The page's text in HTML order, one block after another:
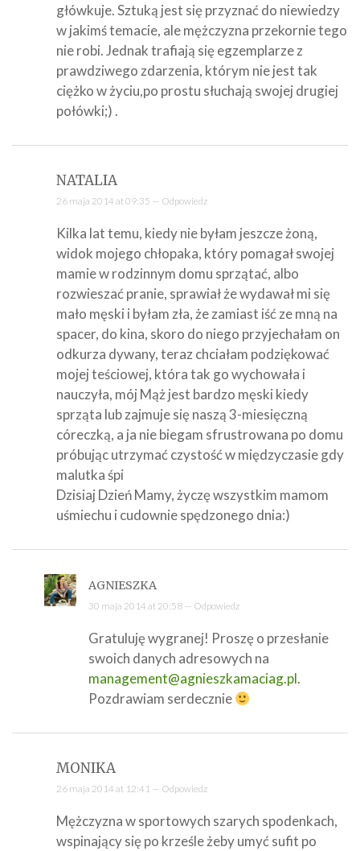
główkuje. Sztuką jest się przyznać do niewiedzy
w jakimś temacie, ale mężczyzna przekornie tego
nie robi. Jednak trafiają się egzemplarze z
prawdziwego zdarzenia, którym nie jest tak
ciężko w życiu,po prostu słuchają swojej drugiej
połówki;) .
NATALIA
26 maja 2014 at 09:35 — Odpowiedz
Kilka lat temu, kiedy nie byłam jeszcze żoną,
widok mojego chłopaka, który pomagał swojej
mamie w rodzinnym domu sprzątać, albo
rozwieszać pranie, sprawiał że wydawał mi się
mało męski i byłam zła, że zamiast iść ze mną na
spacer, do kina, skoro do niego przyjechałam on
odkurza dywany, teraz chciałam podziękować
mojej teściowej, która tak go wychowała i
nauczyła, mój Mąż jest bardzo męski kiedy
sprząta lub zajmuje się naszą 3-miesięczną
córeczką, a ja nie biegam sfrustrowana po domu
próbując utrzymać czystość w międzyczasie gdy
malutka śpi
Dzisiaj Dzień Mamy, życzę wszystkim mamom
uśmiechu i cudownie spędzonego dnia:)
AGNIESZKA
30 maja 2014 at 20:58 — Odpowiedz
Gratuluję wygranej! Proszę o przesłanie
swoich danych adresowych na
management@agnieszkamaciag.pl.
Pozdrawiam serdecznie
MONIKA
26 maja 2014 at 12:41 — Odpowiedz
Mężczyzna w sportowych szarych spodenkach,
wspinający się po krześle żeby umyć sufit po